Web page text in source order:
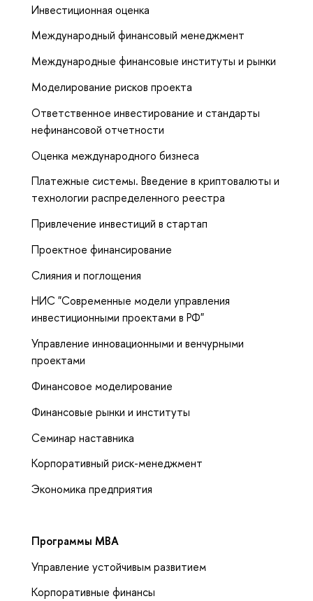
Инвестиционная оценка
Международный финансовый менеджмент
Международные финансовые институты и рынки
Моделирование рисков проекта
Ответственное инвестирование и стандарты
нефинансовой отчетности
Оценка международного бизнеса
Платежные системы. Введение в криптовалюты и
технологии распределенного реестра
Привлечение инвестиций в стартап
Проектное финансирование
Слияния и поглощения
НИС "Современные модели управления
инвестиционными проектами в РФ"
Управление инновационными и венчурными
проектами
Финансовое моделирование
Финансовые рынки и институты
Семинар наставника
Корпоративный риск-менеджмент
Экономика предприятия
Программы MBA
Управление устойчивым развитием
Корпоративные финансы